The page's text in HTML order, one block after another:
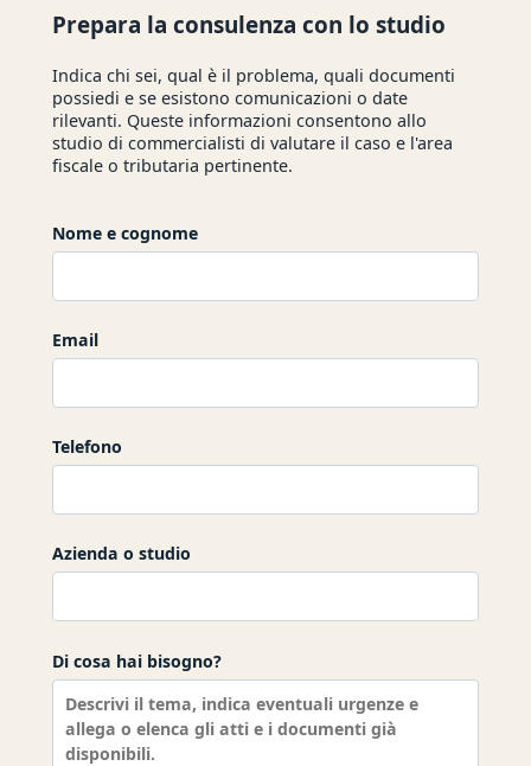
Prepara la consulenza con lo studio
Indica chi sei, qual è il problema, quali documenti
possiedi e se esistono comunicazioni o date
rilevanti. Queste informazioni consentono allo
studio di commercialisti di valutare il caso e l'area
fiscale o tributaria pertinente.
Nome e cognome
Email
Telefono
Azienda o studio
Di cosa hai bisogno?